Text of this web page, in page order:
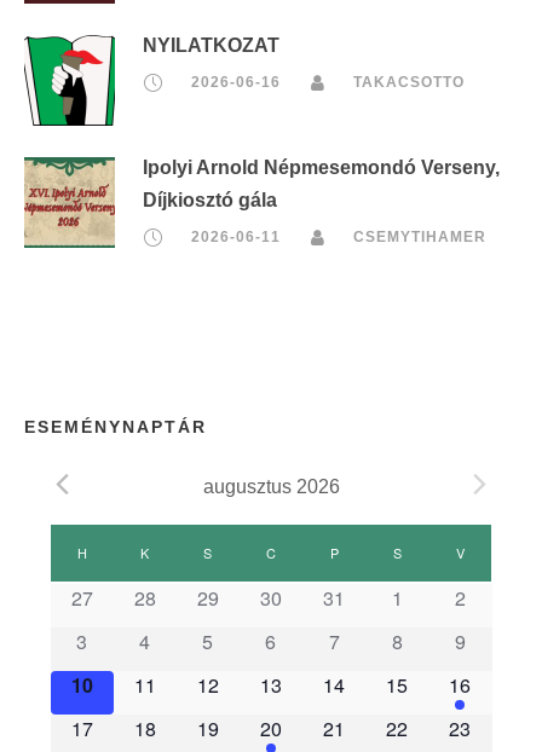
NYILATKOZAT
2026-06-16 TAKACSOTTO
Ipolyi Arnold Népmesemondó Verseny,
Díjkiosztó gála
2026-06-11 CSEMYTIHAMER
ESEMÉNYNAPTÁR
augusztus 2026
E
e
m
H K S CCSÜTÖRTÖK
PPÉNTEK SSZOMBAT
VVASÁRNAP
27 28 29 30 31 1
2
3
4 5 6 7 8
9
10
11 12 13 14 15
16
17
18 19 20 21 22
23